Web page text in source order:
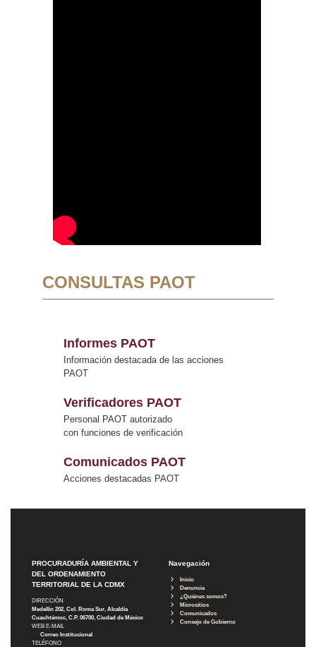
CONSULTAS PAOT
Informes PAOT
Información destacada de las acciones
PAOT
Verificadores PAOT
Personal PAOT autorizado
con funciones de verificación
Comunicados PAOT
Acciones destacadas PAOT
PROCURADURÍA AMBIENTAL Y
DEL ORDENAMIENTO
TERRITORIAL DE LA CDMX
DIRECCIÓN
Medellín 202, Col. Roma Sur, Alcaldía
Cuauhtémoc, C.P. 06700, Ciudad de México
WEB E-MAIL
Correo Institucional
TELÉFONO
Navegación
Inicio
Denuncia
¿Quiénes somos?
Micrositios
Comunicados
Consejo de Gobierno